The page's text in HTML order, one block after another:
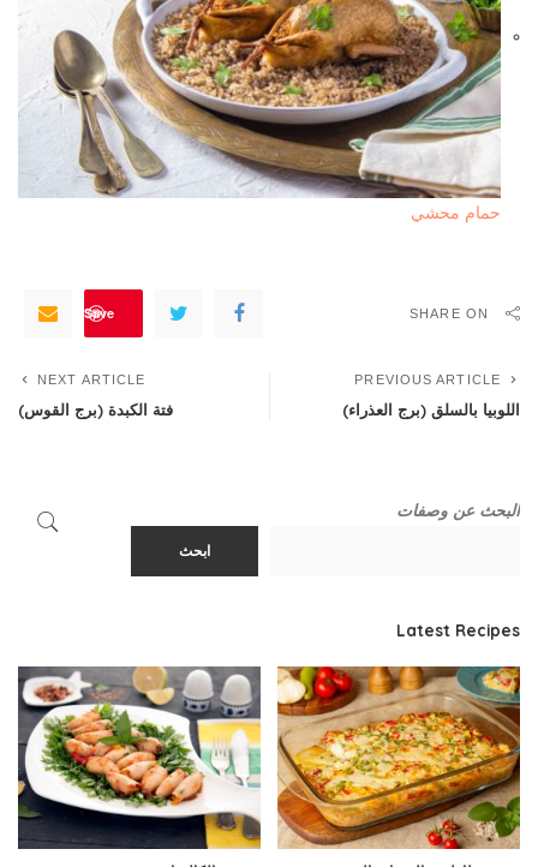
حمام محشي
SHARE ON
Save
PREVIOUS ARTICLE
اللوبيا بالسلق (برج العذراء)
NEXT ARTICLE
فتة الكبدة (برج القوس)
البحث عن وصفات
ابحث
Latest Recipes